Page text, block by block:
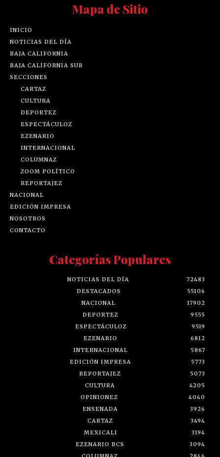
Mapa de Sitio
INICIO
NOTICIAS DEL DÍA
BAJA CALIFORNIA
BAJA CALIFORNIA SUR
SECCIONES
CARTAZ
CULTURA
DEPORTEZ
ESPECTÁCULOZ
EZENARIO
INTERNACIONAL
COLUMNAZ
ZOOM POLÍTICO
REPORTAJEZ
NACIONAL
EDICIÓN IMPRESA
NOSOTROS
CONTACTO
Categorías Populares
NOTICIAS DEL DÍA
72483
DESTACADOS
55106
NACIONAL
17902
DEPORTEZ
9555
ESPECTÁCULOZ
9519
EZENARIO
6812
INTERNACIONAL
5867
EDICIÓN IMPRESA
5773
REPORTAJEZ
5073
CULTURA
4205
OPINIONEZ
4040
ENSENADA
3926
CARTAZ
3494
MEXICALI
3194
EZENARIO BCS
3094